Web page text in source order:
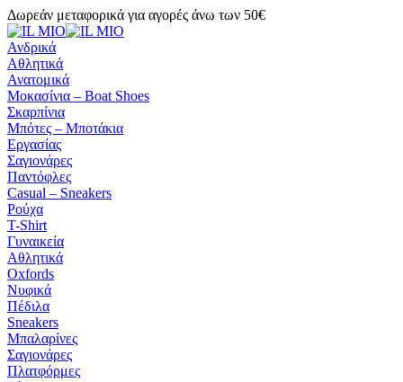
Δωρεάν μεταφορικά για αγορές άνω των 50€
Ανδρικά
Αθλητικά
Ανατομικά
Μοκασίνια – Boat Shoes
Σκαρπίνια
Μπότες – Μποτάκια
Εργασίας
Σαγιονάρες
Παντόφλες
Casual – Sneakers
Ρούχα
T-Shirt
Γυναικεία
Αθλητικά
Oxfords
Νυφικά
Πέδιλα
Sneakers
Μπαλαρίνες
Σαγιονάρες
Πλατφόρμες